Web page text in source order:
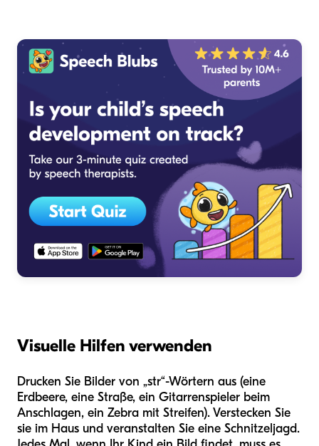
Visuelle Hilfen verwenden
Drucken Sie Bilder von „str“-Wörtern aus (eine
Erdbeere, eine Straße, ein Gitarrenspieler beim
Anschlagen, ein Zebra mit Streifen). Verstecken Sie
sie im Haus und veranstalten Sie eine Schnitzeljagd.